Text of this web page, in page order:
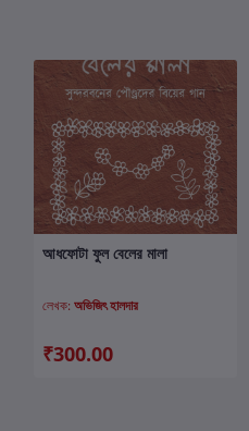
কার্টে যোগ করুন
আধফোটা ফুল বেলের মালা
লেখক: অভিজিৎ হালদার
₹300.00